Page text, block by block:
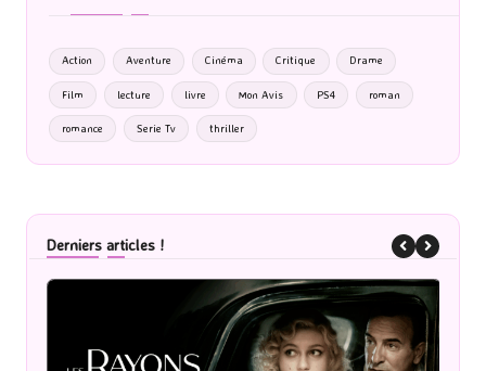
Action Aventure Cinéma Critique Drame
Film lecture livre Mon Avis PS4 roman
romance Serie Tv thriller
Derniers articles !